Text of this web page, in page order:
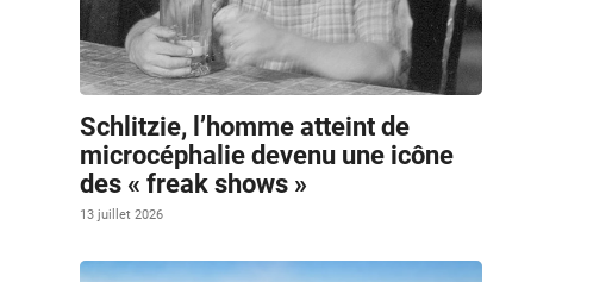
Schlitzie, l’homme atteint de
microcéphalie devenu une icône
des « freak shows »
13 juillet 2026